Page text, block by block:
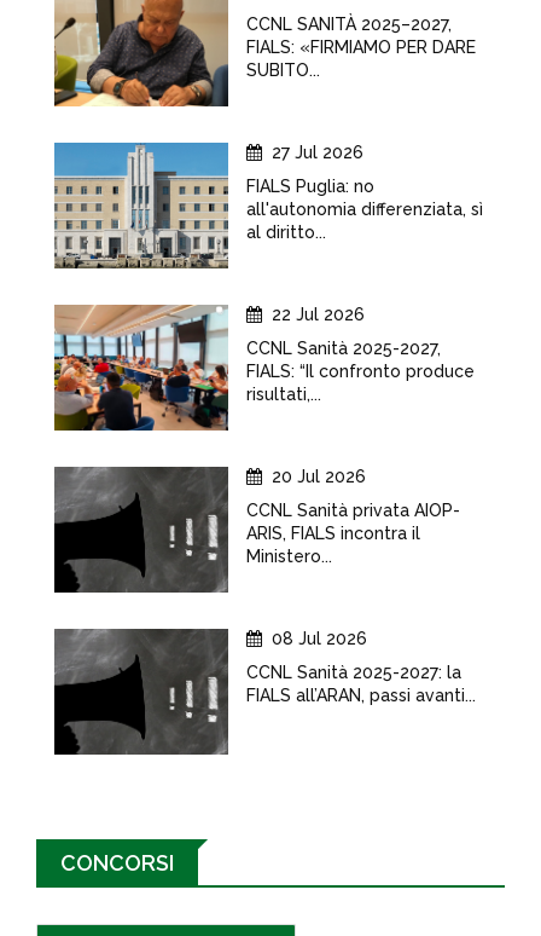
CCNL SANITÀ 2025–2027,
FIALS: «FIRMIAMO PER DARE
SUBITO...
27 Jul 2026
FIALS Puglia: no
all'autonomia differenziata, sì
al diritto...
22 Jul 2026
CCNL Sanità 2025-2027,
FIALS: “Il confronto produce
risultati,...
20 Jul 2026
CCNL Sanità privata AIOP-
ARIS, FIALS incontra il
Ministero...
08 Jul 2026
CCNL Sanità 2025-2027: la
FIALS all’ARAN, passi avanti...
CONCORSI